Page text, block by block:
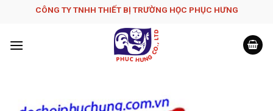
CÔNG TY TNHH THIẾT BỊ TRƯỜNG HỌC PHỤC H­ƯNG